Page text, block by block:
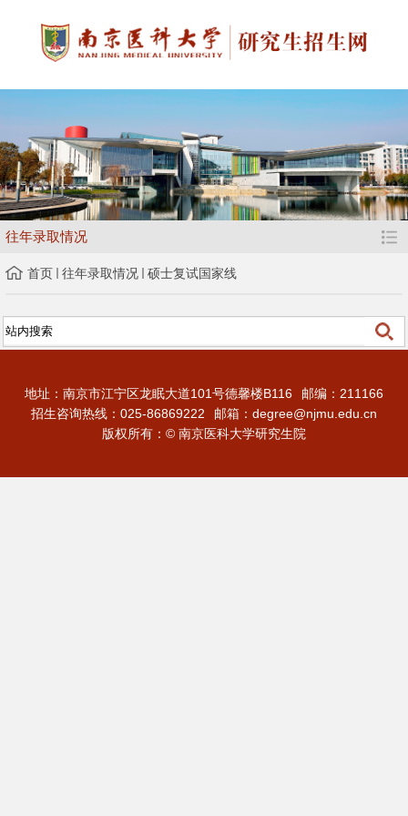
往年录取情况
首页 往年录取情况 硕士复试国家线
地址：南京市江宁区龙眠大道101号德馨楼B116
邮编：211166
招生咨询热线：025-86869222
邮箱：degree@njmu.edu.cn
版权所有：© 南京医科大学研究生院